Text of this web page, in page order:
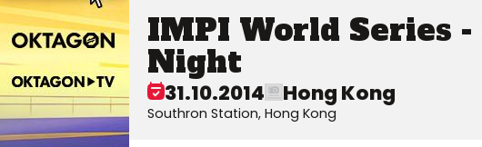
IMPI World Series
Night
31.10.2014 Hong Kong
Southron Station, Hong Kong